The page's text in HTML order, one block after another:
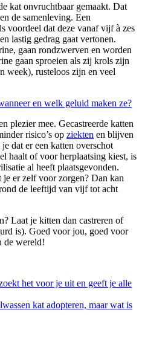
kat onvruchtbaar gemaakt. Dat
de samenleving. Een
voordeel dat deze vanaf vijf à zes
lastig gedrag gaat vertonen.
gaan rondzwerven en worden
gaan sproeien als zij krols zijn
week), rusteloos zijn en veel
en welk geluid maken ze?
plezier mee. Gecastreerde katten
risico’s op ziekten en blijven
dat er een katten overschot
haalt of voor herplaatsing kiest, is
al heeft plaatsgevonden.
er zelf voor zorgen? Dan kan
de leeftijd van vijf tot acht
Laat je kitten dan castreren of
is). Goed voor jou, goed voor
de wereld!
het voor je uit en geeft je alle
kat adopteren, maar wat is